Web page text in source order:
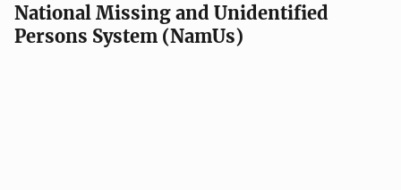
National Missing and Unidentified
Persons System (NamUs)